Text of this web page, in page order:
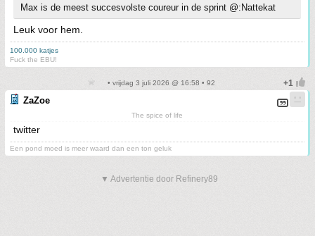
Max is de meest succesvolste coureur in de sprint @:Nattekat
Leuk voor hem.
100.000 katjes
Fuck the EBU!
• vrijdag 3 juli 2026 @ 16:58 • 92
ZaZoe
The spice of life
twitter
Een pond moed is meer waard dan een ton geluk
▼ Advertentie door Refinery89